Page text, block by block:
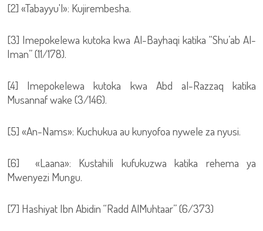
[2] «Tabayyu'l»: Kujirembesha.
[3] Imepokelewa kutoka kwa Al-Bayhaqi katika “Shu’ab Al-
Iman” (11/178).
[4] Imepokelewa kutoka kwa Abd al-Razzaq katika
Musannaf wake (3/146).
[5] «An-Nams»: Kuchukua au kunyofoa nywele za nyusi.
[6] «Laana»: Kustahili kufukuzwa katika rehema ya
Mwenyezi Mungu.
[7] Hashiyat Ibn Abidin “Radd AlMuhtaar” (6/373)